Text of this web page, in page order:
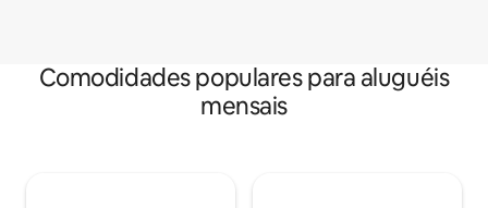
Comodidades populares para aluguéis
mensais